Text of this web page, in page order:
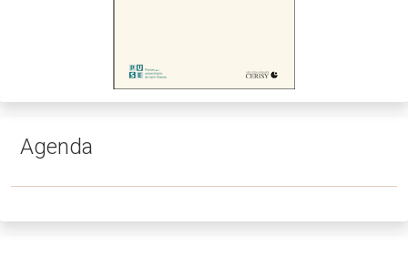
Programme 2021 : un des colloques